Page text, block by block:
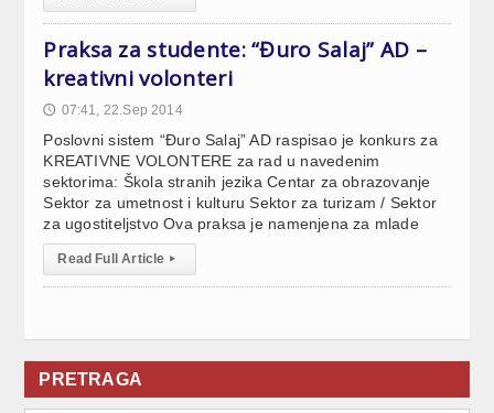
Praksa za studente: “Đuro Salaj” AD –
kreativni volonteri
🕔 07:41, 22.Sep 2014
Poslovni sistem “Đuro Salaj” AD raspisao je konkurs za
KREATIVNE VOLONTERE za rad u navedenim
sektorima: Škola stranih jezika Centar za obrazovanje
Sektor za umetnost i kulturu Sektor za turizam / Sektor
za ugostiteljstvo Ova praksa je namenjena za mlade
Read Full Article ▸
PRETRAGA